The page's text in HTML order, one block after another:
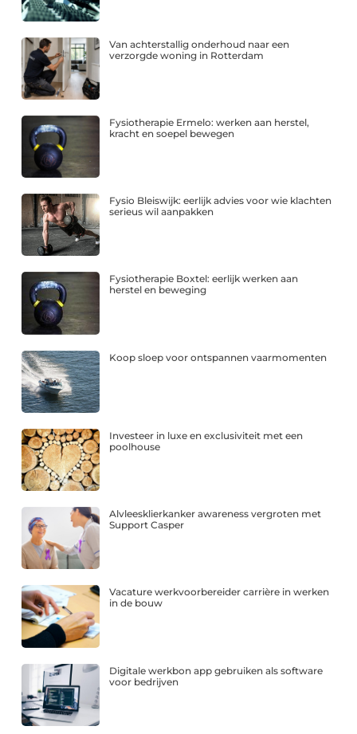
Van achterstallig onderhoud naar een
verzorgde woning in Rotterdam
Fysiotherapie Ermelo: werken aan herstel,
kracht en soepel bewegen
Fysio Bleiswijk: eerlijk advies voor wie klachten
serieus wil aanpakken
Fysiotherapie Boxtel: eerlijk werken aan
herstel en beweging
Koop sloep voor ontspannen vaarmomenten
Investeer in luxe en exclusiviteit met een
poolhouse
Alvleesklierkanker awareness vergroten met
Support Casper
Vacature werkvoorbereider carrière in werken
in de bouw
Digitale werkbon app gebruiken als software
voor bedrijven